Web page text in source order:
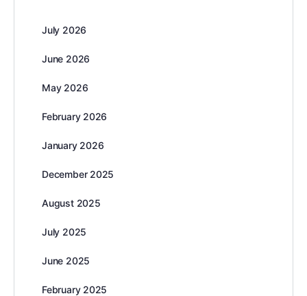
July 2026
June 2026
May 2026
February 2026
January 2026
December 2025
August 2025
July 2025
June 2025
February 2025